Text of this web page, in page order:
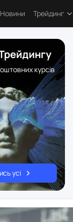
Новини Трейдинг
Аналітика
Основи
Торгові
Індикатори
Ресурси
курсів
усі